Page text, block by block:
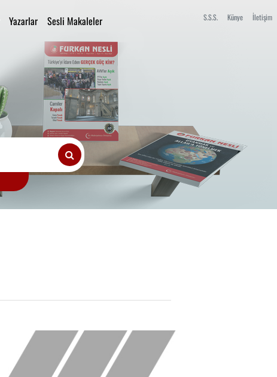
Yazarlar Sesli Makaleler S.S.S. Künye İletişim